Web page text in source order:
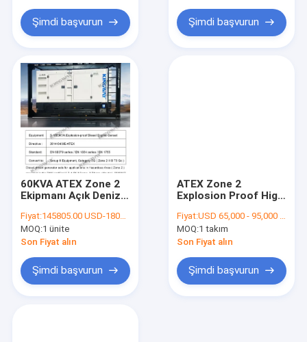
Dizel Motor Jeneratör Radyatörü
Işık kulesi
Kojenerasyon Isı ve Güç
Deniz Dizel Jeneratör
Dirençli Yük Bankası
Dizel Motor Su Pompası
UPS Kesintisiz Güç Kaynağı
Şimdi başvurun Şimdi başvurun
60KVA ATEX Zone 2
Ekipmanı Açık Deniz
Sessiz Dizel
Jeneratör Seti
Fiyat:145805.00 USD-180252.00 USD
MOQ:1 ünite
Son Fiyat alın
Şimdi başvurun
ATEX Zone 2
Explosion Proof High
Water Pump with
DNV Frame
Fiyat:USD 65,000 - 95,000 / Set
MOQ:1 takım
Son Fiyat alın
Şimdi başvurun